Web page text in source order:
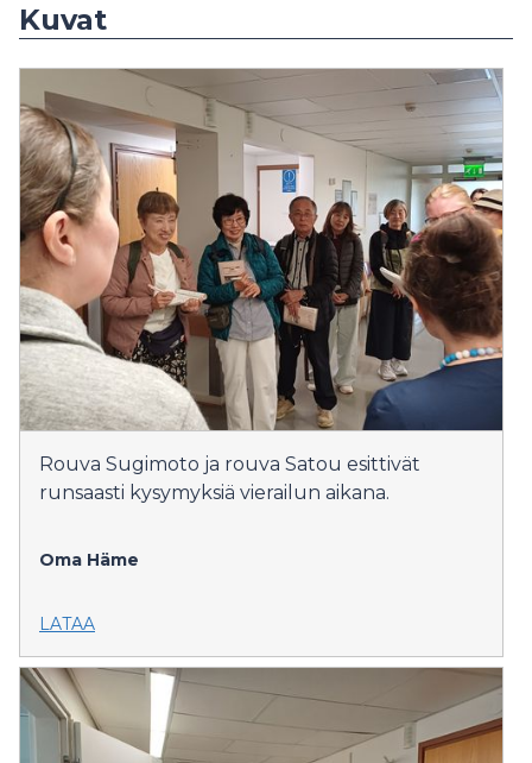
Kuvat
Rouva Sugimoto ja rouva Satou esittivät
runsaasti kysymyksiä vierailun aikana.
Oma Häme
LATAA